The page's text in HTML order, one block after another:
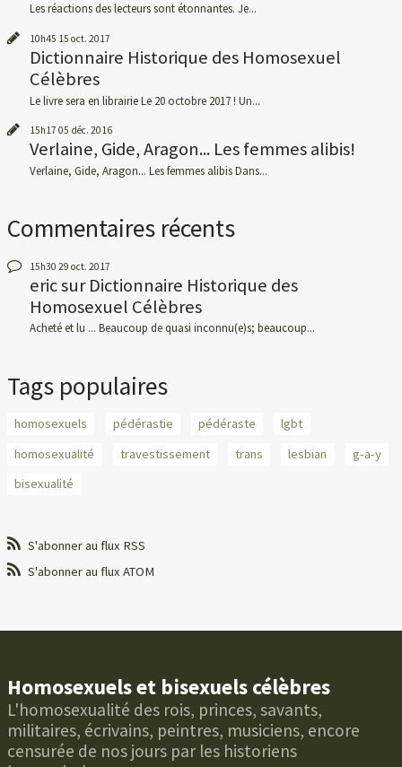
Les réactions des lecteurs sont étonnantes. Je...
10h45 15 oct. 2017
Dictionnaire Historique des Homosexuel
Célèbres
Le livre sera en librairie Le 20 octobre 2017 ! Un...
15h17 05 déc. 2016
Verlaine, Gide, Aragon... Les femmes alibis!
Verlaine, Gide, Aragon... Les femmes alibis Dans...
Commentaires récents
15h30 29 oct. 2017
ericsurDictionnaire Historique des
Homosexuel Célèbres
Acheté et lu ... Beaucoup de quasi inconnu(e)s; beaucoup...
Tags populaires
homosexuels pédérastie pédéraste
lgbt
homosexualité
travestissement trans lesbian
g-a-y
bisexualité
S'abonner au flux RSS
S'abonner au flux ATOM
Homosexuels et bisexuels célèbres
L'homosexualité des rois, princes, savants,
militaires, écrivains, peintres, musiciens, encore
censurée de nos jours par les historiens